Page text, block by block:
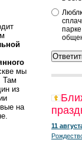
11
мы
Там
из
на